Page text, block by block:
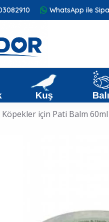
WhatsApp ile
için Pati Balm 60ml